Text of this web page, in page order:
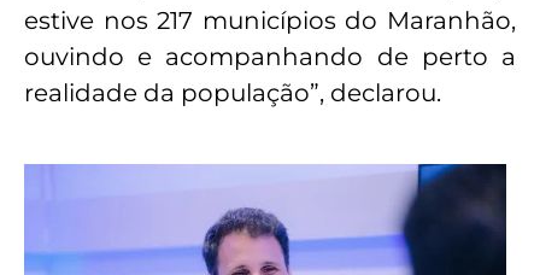
estive nos 217 municípios do Maranhão,
ouvindo e acompanhando de perto a
realidade da população”, declarou.